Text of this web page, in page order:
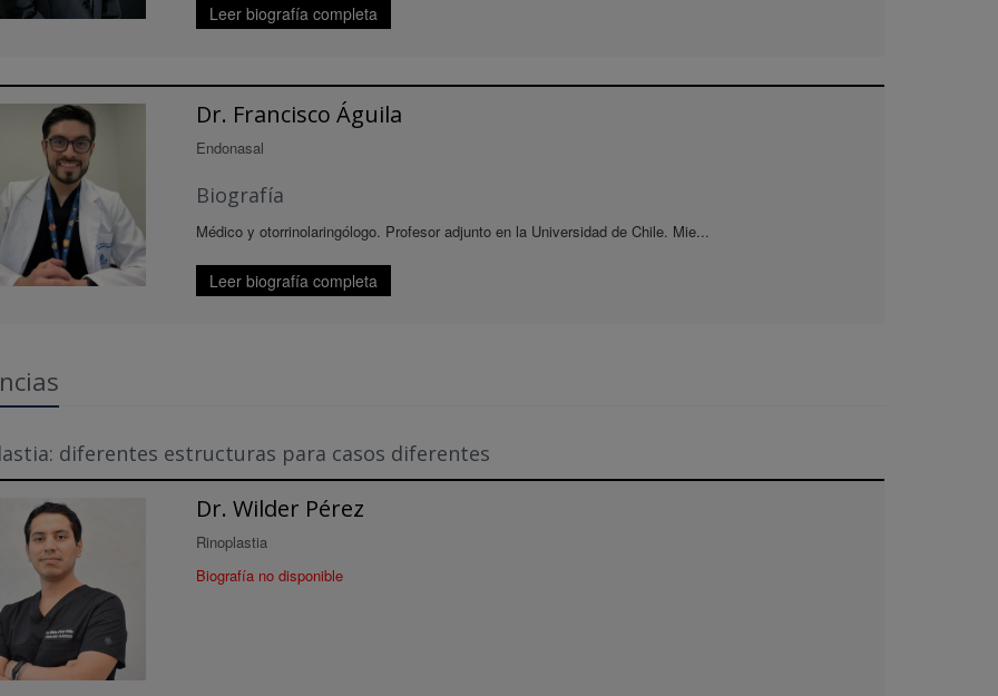
Leer biografía completa
Dr. Francisco Águila
Endonasal
Biografía
Médico y otorrinolaringólogo. Profesor adjunto en la Universidad de Chile. Mie...
Leer biografía completa
diferentes estructuras para casos diferentes
Dr. Wilder Pérez
Rinoplastia
Biografía no disponible